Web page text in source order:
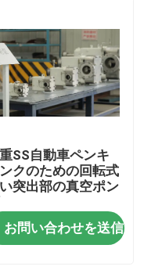
SS自動車ペンキ
クのための回転式
突出部の真空ポン
お問い合わせを送信